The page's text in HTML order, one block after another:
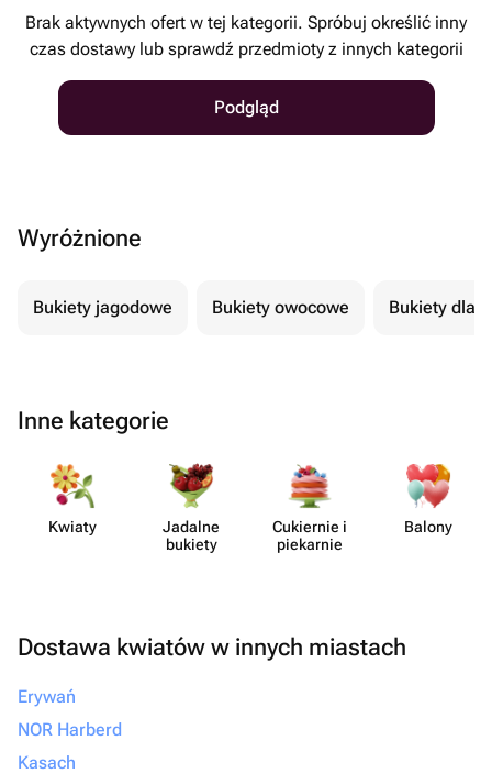
Brak aktywnych ofert w tej kategorii. Spróbuj określić inny
czas dostawy lub sprawdź przedmioty z innych kategorii
Podgląd
Wyróżnione
Bukiety jagodowe Bukiety owocowe Bukiety dla
Inne kategorie
Kwiaty
Jadalne
bukiety
Cukiernie i
piekarnie
Balony
Dostawa kwiatów w innych miastach
Erywań
NOR Harberd
Kasach